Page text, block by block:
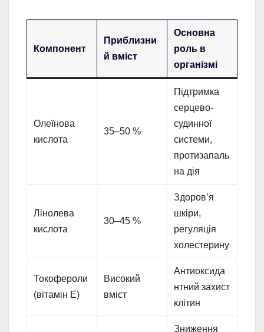
Компонент
Приблизни
й вміст
Основна
роль в
організмі
Олеїнова
кислота
35–50 %
Підтримка
серцево-
судинної
системи,
протизапаль
на дія
Лінолева
кислота
30–45 %
Здоров’я
шкіри,
регуляція
холестерину
Токофероли
(вітамін E)
Високий
вміст
Антиоксида
нтний захист
клітин
Зниження